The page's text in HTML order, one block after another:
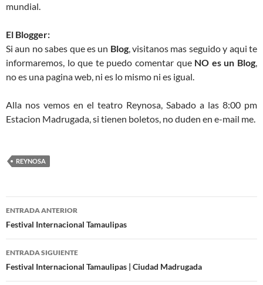
mundial.
El Blogger:
Si aun no sabes que es un Blog, visitanos mas seguido y aqui te
informaremos, lo que te puedo comentar que NO es un Blog,
no es una pagina web, ni es lo mismo ni es igual.
Alla nos vemos en el teatro Reynosa, Sabado a las 8:00 pm
Estacion Madrugada, si tienen boletos, no duden en e-mail me.
REYNOSA
Navegación
de
entradas
ENTRADA ANTERIOR
Festival Internacional Tamaulipas
ENTRADA SIGUIENTE
Festival Internacional Tamaulipas | Ciudad Madrugada